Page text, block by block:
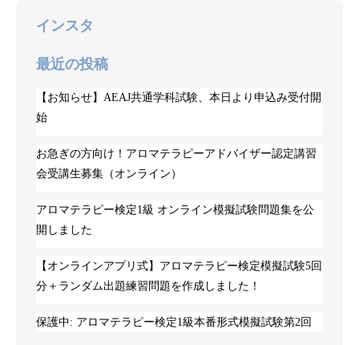
インスタ
最近の投稿
【お知らせ】AEAJ共通学科試験、本日より申込み受付開
始
お急ぎの方向け！アロマテラピーアドバイザー認定講習
会受講生募集（オンライン）
アロマテラピー検定1級 オンライン模擬試験問題集を公
開しました
【オンラインアプリ式】アロマテラピー検定模擬試験5回
分＋ランダム出題練習問題を作成しました！
保護中: アロマテラピー検定1級本番形式模擬試験第2回